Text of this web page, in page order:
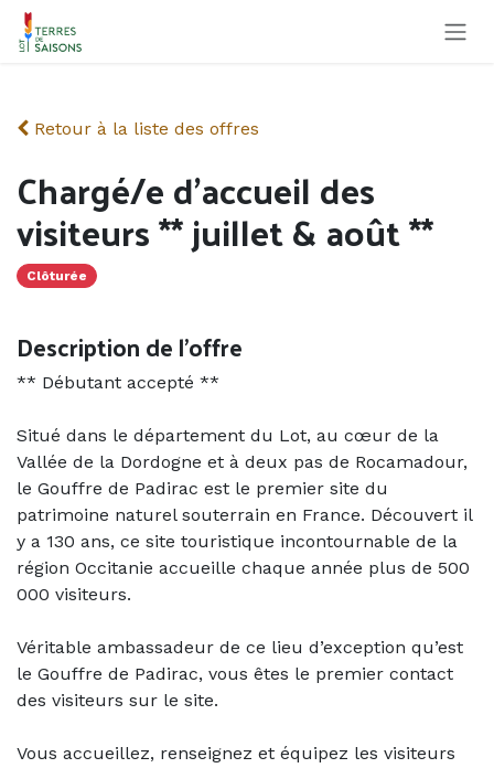
Se rendre au contenu
Retour à la liste des offres
Chargé/e d'accueil des
visiteurs ** juillet & août **
Clôturée
Description de l'offre
** Débutant accepté **
Situé dans le département du Lot, au cœur de la
Vallée de la Dordogne et à deux pas de Rocamadour,
le Gouffre de Padirac est le premier site du
patrimoine naturel souterrain en France. Découvert il
y a 130 ans, ce site touristique incontournable de la
région Occitanie accueille chaque année plus de 500
000 visiteurs.
Véritable ambassadeur de ce lieu d’exception qu’est
le Gouffre de Padirac, vous êtes le premier contact
des visiteurs sur le site.
Vous accueillez, renseignez et équipez les visiteurs